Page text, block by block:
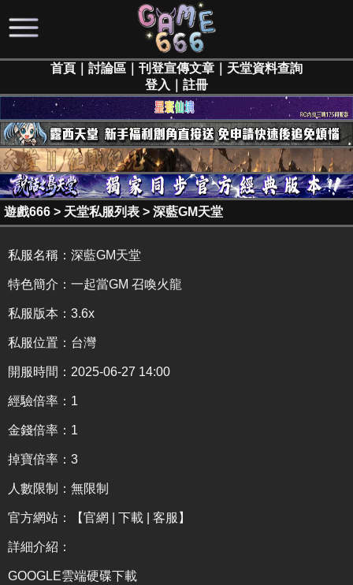
首頁 討論區 刊登宣傳文章
天堂資料查詢
登入
註冊
遊戲666 > 天堂私服列表 > 深藍GM天堂
私服名稱： 深藍GM天堂
特色簡介： 一起當GM 召喚火龍
私服版本：3.6x
私服位置：台灣
開服時間：2025-06-27 14:00
經驗倍率：1
金錢倍率：1
掉寶倍率：3
人數限制：無限制
官方網站： 【官網 | 下載 | 客服】
詳細介紹 ：
GOOGLE雲端硬碟下載